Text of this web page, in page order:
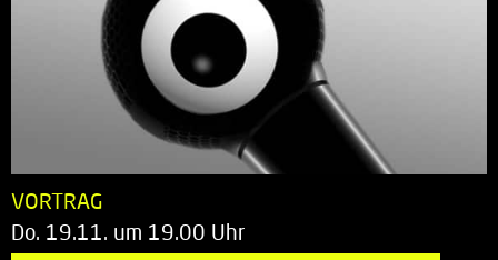
VORTRAG
Do. 19.11. um 19.00 Uhr